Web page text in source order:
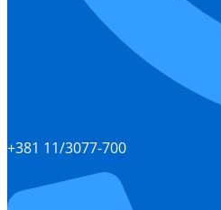
+381 11/3077-700